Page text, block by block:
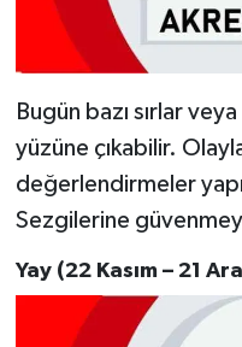
Bugün bazı sırlar
yüzüne çıkabilir.
değerlendirmeler
Sezgilerine
Yay (22 Kasım – 21